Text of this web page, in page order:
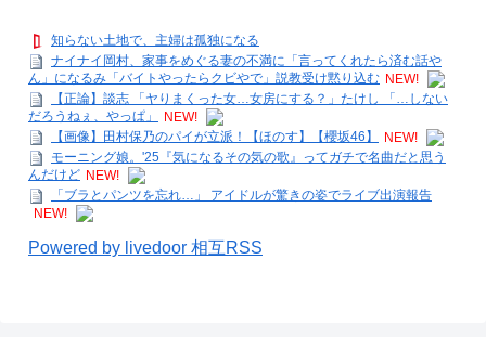
知らない土地で、主婦は孤独になる
ナイナイ岡村、家事をめぐる妻の不満に「言ってくれたら済む話や
ん」になるみ「バイトやったらクビやで」説教受け黙り込む NEW!
【正論】談志 「ヤりまくった女…女房にする？」たけし 「…しない
だろうねぇ、やっぱ」
NEW!
【画像】田村保乃のパイが立派！【ほのす】【櫻坂46】
NEW!
モーニング娘。'25『気になるその気の歌』ってガチで名曲だと思う
んだけど NEW!
「ブラとパンツを忘れ…」 アイドルが驚きの姿でライブ出演報告
NEW!
Powered by livedoor 相互RSS